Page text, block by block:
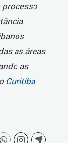
processo
as áreas
as
Curitiba